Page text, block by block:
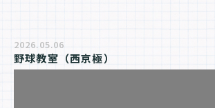
2026.05.06
野球教室（西京極）